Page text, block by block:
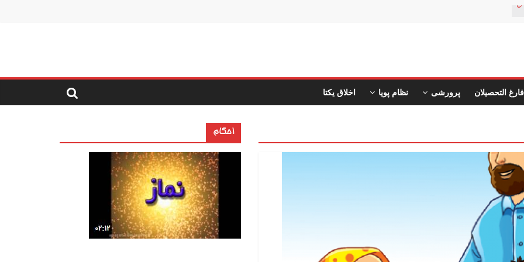
فارغ التحصیلان پرورشی نظام پویا اخلاق یکتا
احکام